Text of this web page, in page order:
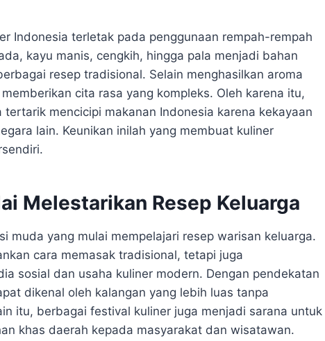
Indonesia terletak pada penggunaan rempah-rempah
kayu manis, cengkih, hingga pala menjadi bahan
resep tradisional. Selain menghasilkan aroma
cita rasa yang kompleks. Oleh karena itu,
mencicipi makanan Indonesia karena kekayaan
lain. Keunikan inilah yang membuat kuliner
Melestarikan Resep Keluarga
muda yang mulai mempelajari resep warisan keluarga.
cara memasak tradisional, tetapi juga
sosial dan usaha kuliner modern. Dengan pendekatan
dikenal oleh kalangan yang lebih luas tanpa
itu, berbagai festival kuliner juga menjadi sarana untuk
khas daerah kepada masyarakat dan wisatawan.